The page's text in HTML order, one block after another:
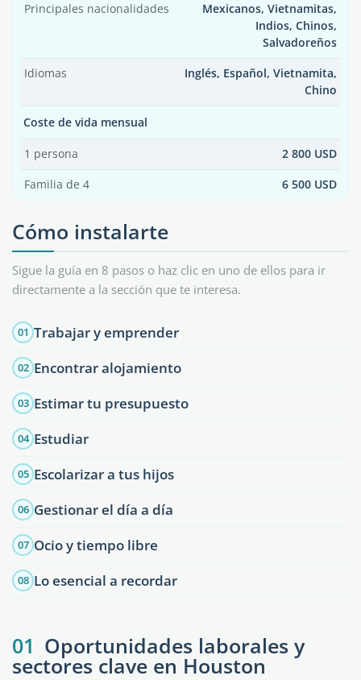
Principales nacionalidades
Mexicanos, Vietnamitas,
Indios, Chinos,
Salvadoreños
Idiomas
Inglés, Español, Vietnamita,
Chino
Coste de vida mensual
1 persona 2 800 USD
Familia de 4 6 500 USD
Cómo instalarte
Sigue la guía en 8 pasos o haz clic en uno de ellos para ir
directamente a la sección que te interesa.
01 Trabajar y emprender
02 Encontrar alojamiento
03 Estimar tu presupuesto
04 Estudiar
05 Escolarizar a tus hijos
06 Gestionar el día a día
07 Ocio y tiempo libre
08 Lo esencial a recordar
01 Oportunidades laborales y
sectores clave en Houston